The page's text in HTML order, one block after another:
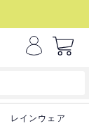
レインウェア